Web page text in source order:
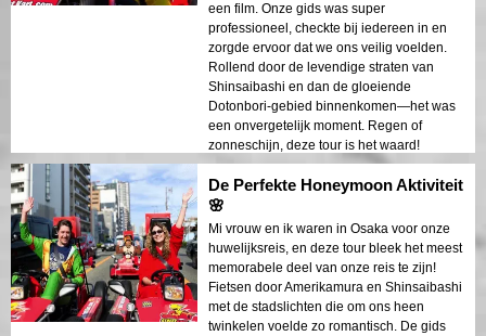
een film. Onze gids was super
professioneel, checkte bij iedereen in en
zorgde ervoor dat we ons veilig voelden.
Rollend door de levendige straten van
Shinsaibashi en dan de gloeiende
Dotonbori-gebied binnenkomen—het was
een onvergetelijk moment. Regen of
zonneschijn, deze tour is het waard!
De Perfekte Honeymoon Aktiviteit
🌸
Mi vrouw en ik waren in Osaka voor onze
huwelijksreis, en deze tour bleek het meest
memorabele deel van onze reis te zijn!
Fietsen door Amerikamura en Shinsaibashi
met de stadslichten die om ons heen
twinkelen voelde zo romantisch. De gids